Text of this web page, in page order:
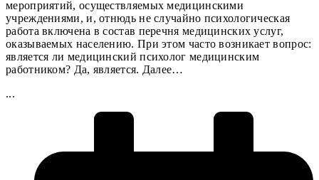
мероприятий, осуществляемых медицинскими
учреждениями, и, отнюдь не случайно психологическая
работа включена в состав перечня медицинских услуг,
оказываемых населению. При этом часто возникает вопрос:
является ли медицинский психолог медицинским
работником? Да, является. Далее…
...